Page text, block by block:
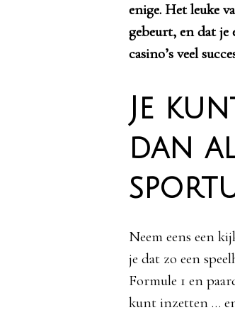
enige. Het leuke
gebeurt, en dat
casino’s veel
Je
dan
Neem eens een
je dat zo een
Formule 1 en
kunt inzetten …